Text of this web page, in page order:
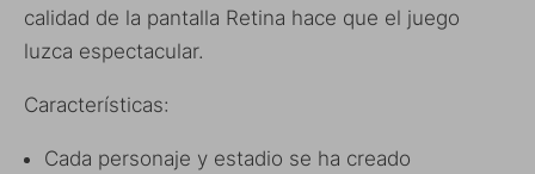
calidad de la pantalla Retina hace que el juego
luzca espectacular.
Características:
Cada personaje y estadio se ha creado